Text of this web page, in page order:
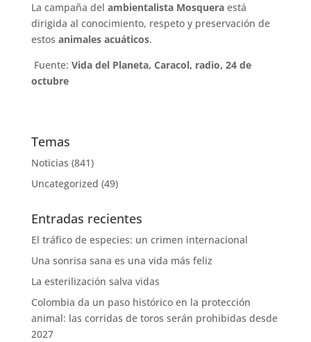
La campaña del ambientalista Mosqueraestá
dirigida al conocimiento, respeto y preservación de
estos animales acuáticos.
Fuente: Vida del Planeta, Caracol, radio, 24 de
octubre
Temas
Noticias (841)
Uncategorized (49)
Entradas recientes
El tráfico de especies: un crimen internacional
Una sonrisa sana es una vida más feliz
La esterilización salva vidas
Colombia da un paso histórico en la protección
animal: las corridas de toros serán prohibidas desde
2027